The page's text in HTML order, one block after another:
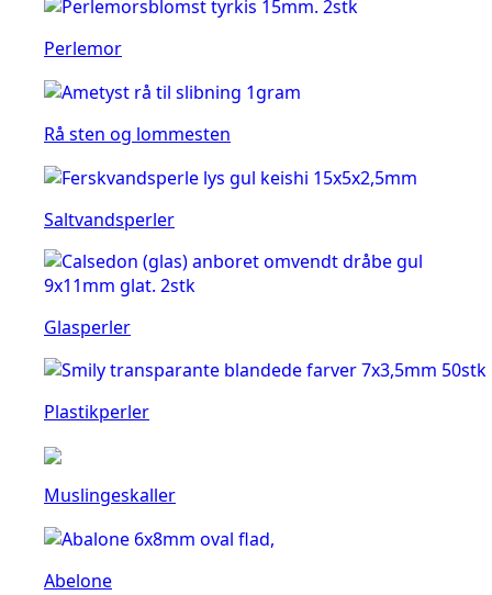
Perlemor
Rå sten og lommesten
Saltvandsperler
Glasperler
Plastikperler
Muslingeskaller
Abelone